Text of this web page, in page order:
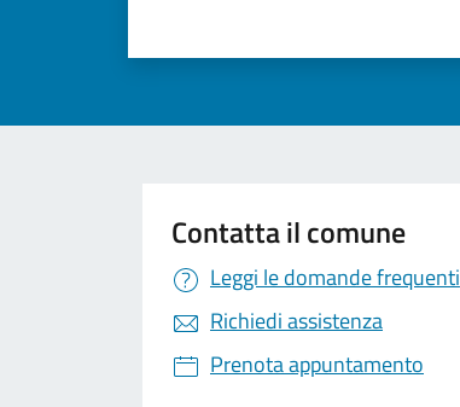
Contatta il comune
Leggi le domande frequenti
Richiedi assistenza
Prenota appuntamento